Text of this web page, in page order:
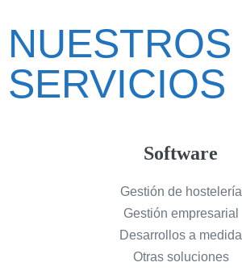
NUESTROS
SERVICIOS
Software
Gestión de hostelería
Gestión empresarial
Desarrollos a medida
Otras soluciones